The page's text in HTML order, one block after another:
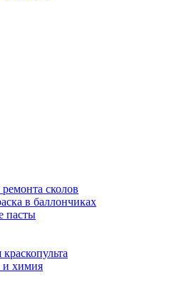
сколов
в баллончиках
пасты
и химия